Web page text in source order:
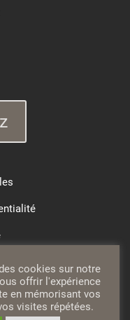
cookies sur notre
offrir l'expérience
en mémorisant vos
visites répétées.